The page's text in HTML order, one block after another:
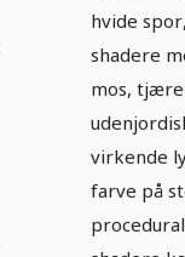
hvide
shadere
mos,
virkende
farve på